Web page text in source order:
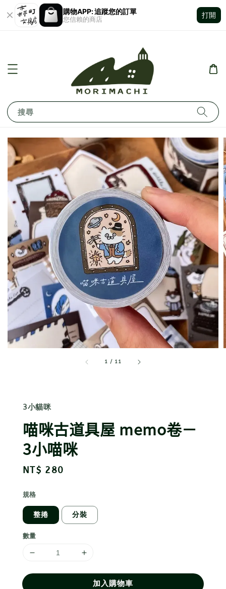
購物APP: 追蹤您的訂單
您信賴的商店
打開
搜尋
1 / 11
3小貓咪
喵咪古道具屋 memo卷－
3小喵咪
Regular
NT$ 280
規格
整捲 分裝
數量
加入購物車